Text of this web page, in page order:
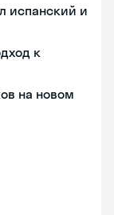
испанский и
к
на новом